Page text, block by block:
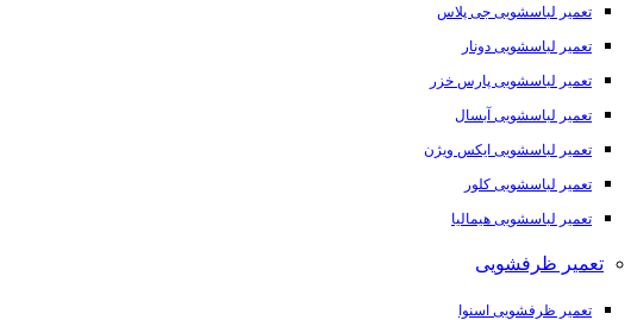
تعمیر لباسشویی جی پلاس
تعمیر لباسشویی دونار
تعمیر لباسشویی پارس خزر
تعمیر لباسشویی آبسال
تعمیر لباسشویی ایکس ویژن
تعمیر لباسشویی کلور
تعمیر لباسشویی هیمالیا
تعمیر ظرفشویی
تعمیر ظرفشویی اسنوا